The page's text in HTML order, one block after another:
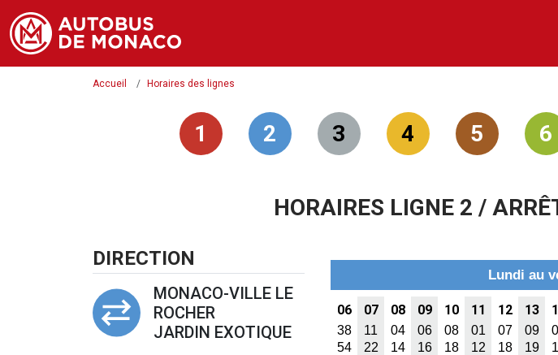
Accueil Horaires des lignes
1 2 3 4 5 6
HORAIRES LIGNE 2 /
DIRECTION
MONACO-VILLE LE
ROCHER
JARDIN EXOTIQUE
Lundi au
06 07 08 09 10 11 12 13
38
54
11
22
04
14
06
16
08
18
01
12
07
18
09
19